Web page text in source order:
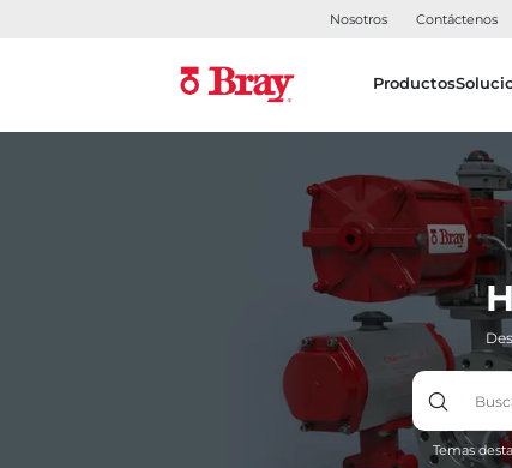
Nosotros Contáctenos
Productos
Temas